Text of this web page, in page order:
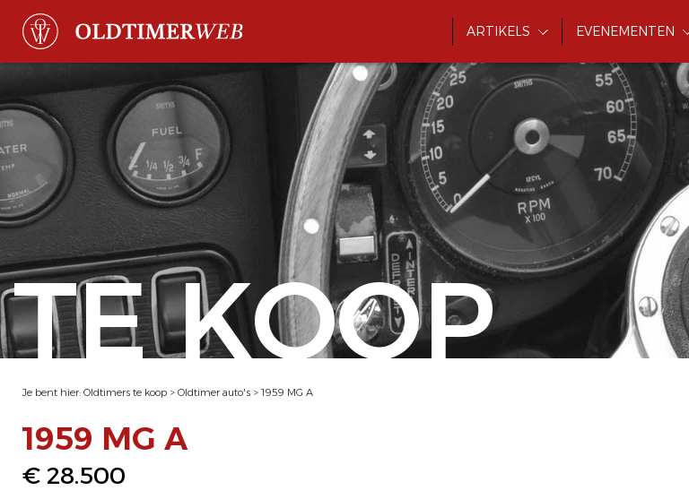
ARTIKELS EVENEMENTEN
TE KOOP
Je bent hier: Oldtimers te koop > Oldtimer auto's > 1959 MG A
1959 MG A
€ 28.500